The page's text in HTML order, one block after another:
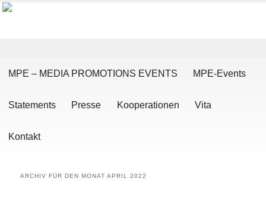
Zum Inhalt wechseln
Zum sekundären Inhalt wechseln
MPE – MEDIA PROMOTIONS EVENTS MPE-Events
Statements Presse Kooperationen Vita
Kontakt
ARCHIV FÜR DEN MONATAPRIL 2022